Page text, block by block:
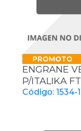
PROMOTO
ENGRANE
P/ITALIKA
Código: 1534-